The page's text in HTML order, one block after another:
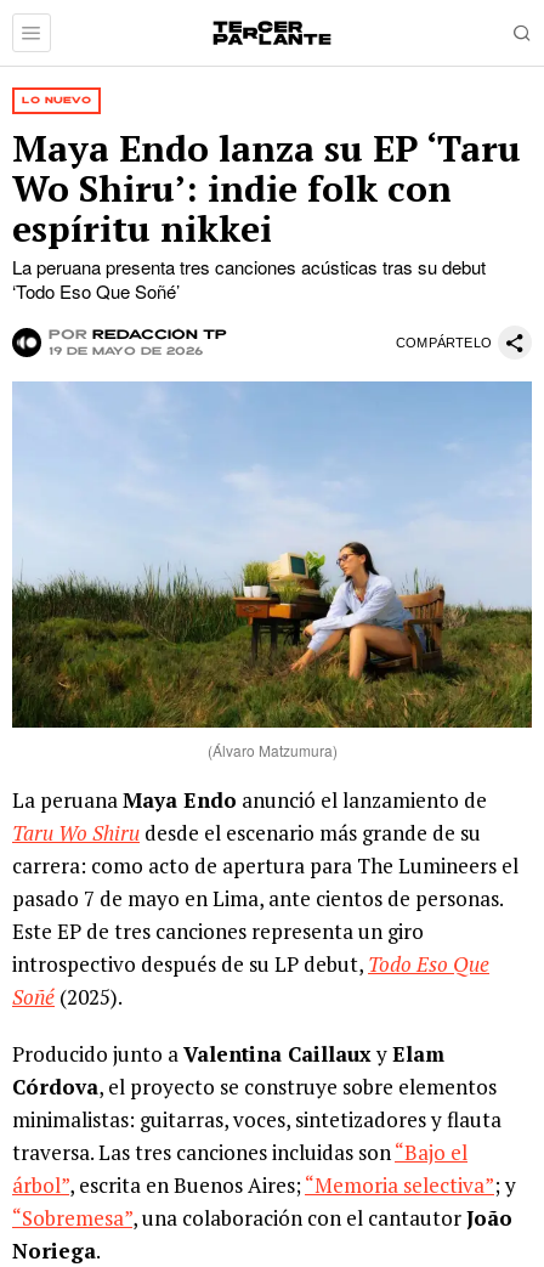
LO NUEVO
Maya Endo lanza su EP ‘Taru
Wo Shiru’: indie folk con
espíritu nikkei
La peruana presenta tres canciones acústicas tras su debut
‘Todo Eso Que Soñé’
por Redacción TP
19 de mayo de 2026
COMPÁRTELO
(Álvaro Matzumura)
La peruanaMaya Endo anunció el lanzamiento de
Taru Wo Shiru desde el escenario más grande de su
carrera: como acto de apertura para The Lumineers el
pasado 7 de mayo en Lima, ante cientos de personas.
Este EP de tres canciones representa un giro
introspectivo después de su LP debut, Todo Eso Que
Soñé (2025).
Producido junto aValentina CaillauxyElam
Córdova, el proyecto se construye sobre elementos
minimalistas: guitarras, voces, sintetizadores y flauta
traversa. Las tres canciones incluidas son“Bajo el
árbol”, escrita en Buenos Aires;“Memoria selectiva”; y
“Sobremesa”, una colaboración con el cantautorJoão
Noriega.